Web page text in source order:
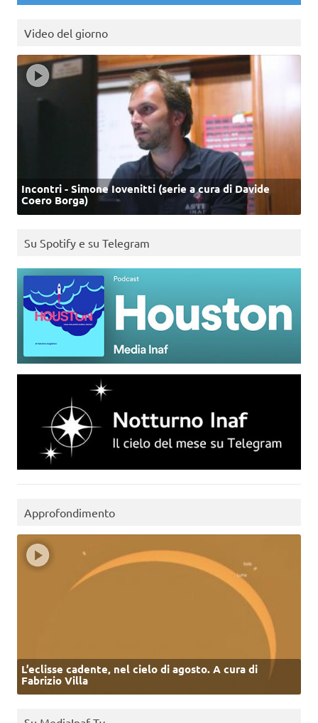
Video del giorno
Incontri - Simone Iovenitti (serie a cura di Davide
Coero Borga)
Su Spotify e su Telegram
Approfondimento
L’eclisse cadente, nel cielo di agosto. A cura di
Fabrizio Villa